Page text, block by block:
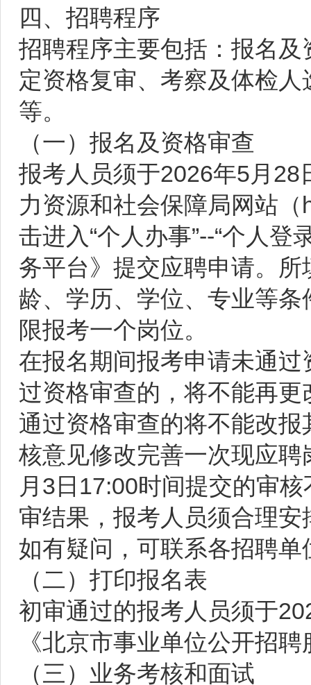
四、招聘程序
招聘程序主要包括：报名
定资格复审、考察及体检
等。
（一）报名及资格审查
报考人员须于2026年5月
力资源和社会保障局网站
击进入“个人办事”--“个人
务平台》提交应聘申请。
龄、学历、学位、专业等
限报考一个岗位。
在报名期间报考申请未通
过资格审查的，将不能再
通过资格审查的将不能改
核意见修改完善一次现应
月3日17:00时间提交的审
审结果，报考人员须合理
如有疑问，可联系各招聘
（二）打印报名表
初审通过的报考人员须于
《北京市事业单位公开招
（三）业务考核和面试